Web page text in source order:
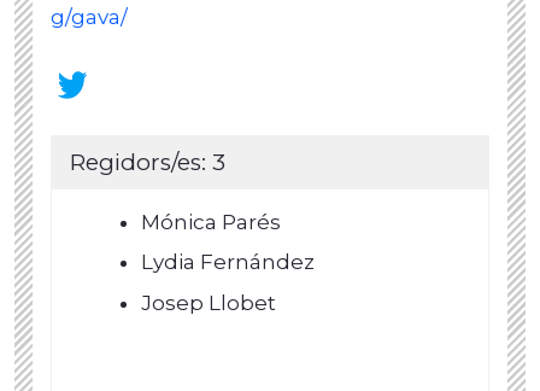
g/gava/
Regidors/es: 3
Mónica Parés
Lydia Fernández
Josep Llobet